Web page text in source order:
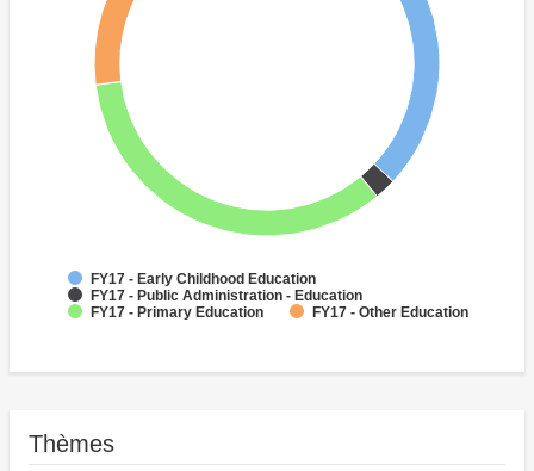
FY17 - Early Childhood Education
FY17 - Public Administration - Education
FY17 - Primary Education
FY17 - Other Education
Thèmes